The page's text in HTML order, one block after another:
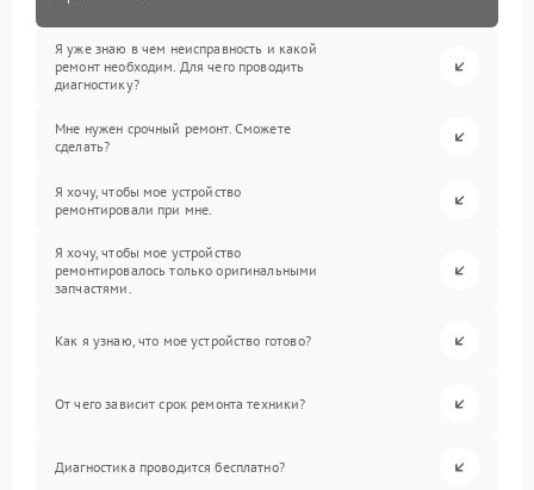
Я уже знаю в чем неисправность и какой
ремонт необходим. Для чего проводить
диагностику?
Мне нужен срочный ремонт. Сможете
сделать?
Я хочу, чтобы мое устройство
ремонтировали при мне.
Я хочу, чтобы мое устройство
ремонтировалось только оригинальными
запчастями.
Как я узнаю, что мое устройство готово?
От чего зависит срок ремонта техники?
Диагностика проводится бесплатно?